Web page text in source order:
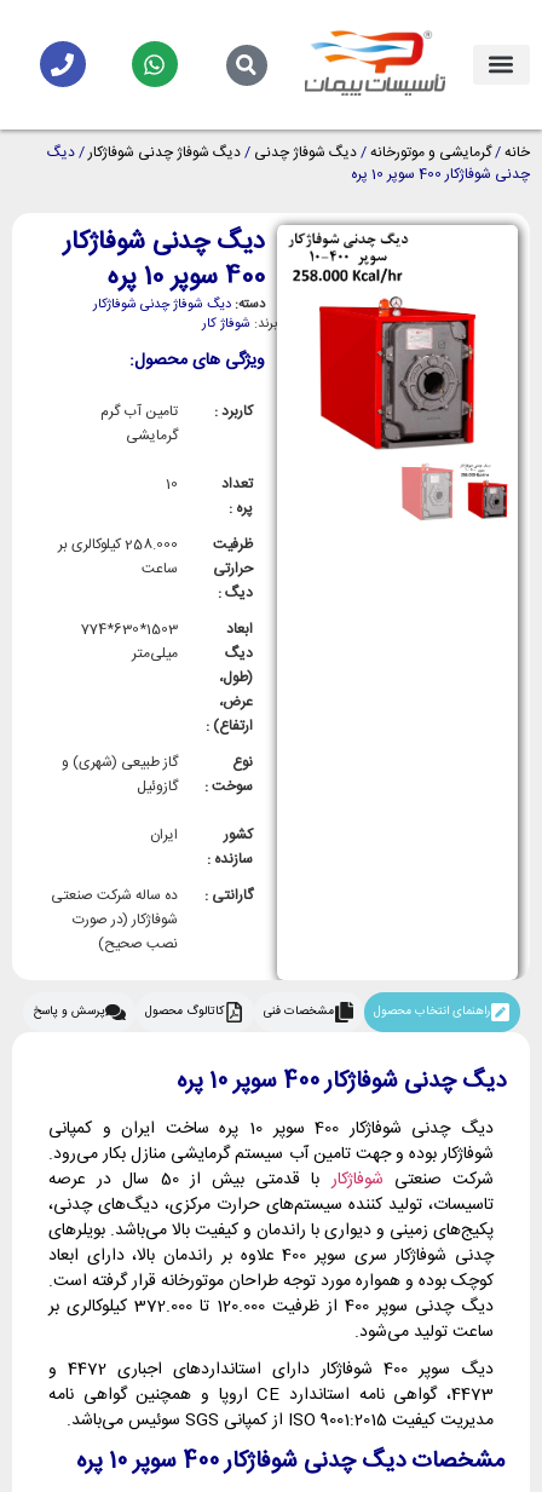
خانه/گرمایشی و موتورخانه/دیگ شوفاژ چدنی /دیگ شوفاژ چدنی شوفاژکار/ دیگ
چدنی شوفاژکار 400 سوپر 10 پره
دیگ چدنی شوفاژکار
400 سوپر 10 پره
دسته: دیگ شوفاژ چدنی شوفاژکار
برند: شوفاژ کار
ویژگی های محصول:
کاربرد :
تامین آب گرم
گرمایشی
تعداد
پره :
10
ظرفیت
حرارتی
دیگ :
258.000 کیلوکالری بر
ساعت
ابعاد
دیگ
(طول،
عرض،
ارتفاع) :
1503*630*774
میلی‌متر
نوع
سوخت :
گاز طبیعی (شهری) و
گازوئیل
کشور
سازنده :
ایران
گارانتی :
ده ساله شرکت صنعتی
شوفاژکار (در صورت
نصب صحیح)
راهنمای انتخاب محصول مشخصات فنی کاتالوگ محصول پرسش و پاسخ
دیگ چدنی شوفاژکار 400 سوپر 10 پره
دیگ چدنی شوفاژکار 400 سوپر 10 پره ساخت ایران و کمپانی
شوفاژکار بوده و جهت تامین آب سیستم گرمایشی منازل بکار می‌رود.
شرکت صنعتی شوفاژکار
با قدمتی بیش از 50 سال در عرصه
تاسیسات، تولید کننده سیستم‌های حرارت مرکزی، دیگ‌های چدنی،
پکیج‌های زمینی و دیواری با راندمان و کیفیت بالا می‌باشد. بویلرهای
چدنی شوفاژکار سری سوپر 400 علاوه بر راندمان بالا، دارای ابعاد
کوچک بوده و همواره مورد توجه طراحان موتورخانه قرار گرفته است.
دیگ چدنی سوپر 400 از ظرفیت 120.000 تا 372.000 کیلوکالری بر
ساعت تولید می‌شود.
دیگ سوپر 400 شوفاژکار دارای استانداردهای اجباری 4472 و
4473، گواهی نامه استاندارد CE اروپا و همچنین گواهی نامه
مدیریت کیفیت ISO 9001:2015 از کمپانی SGS سوئیس می‌باشد.
مشخصات دیگ چدنی شوفاژکار 400 سوپر 10 پره